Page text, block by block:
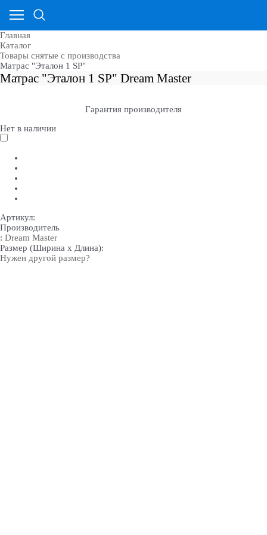
Главная
Каталог
Товары снятые с производства
Матрас "Эталон 1 SP"
Матрас "Эталон 1 SP" Dream Master
Гарантия производителя
Нет в наличии
Артикул:
Производитель
: Dream Master
Размер (Ширина х Длина):
Нужен другой размер?